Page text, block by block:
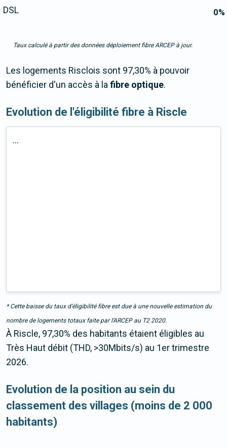
0%
DSL
Taux calculé à partir des données déploiement fibre ARCEP à jour.
Les logements Risclois sont 97,30% à pouvoir
bénéficier d'un accès à lafibre optique.
Evolution de l'éligibilité fibre à Riscle
...
* Cette baisse du taux d’éligibilité fibre est due à une nouvelle estimation du
nombre de logements totaux faite par l’ARCEP au T2 2020.
À Riscle, 97,30% des habitants étaient éligibles au
Très Haut débit (THD, >30Mbits/s) au 1er trimestre
2026.
Evolution de la position au sein du
classement des villages (moins de 2 000
habitants)